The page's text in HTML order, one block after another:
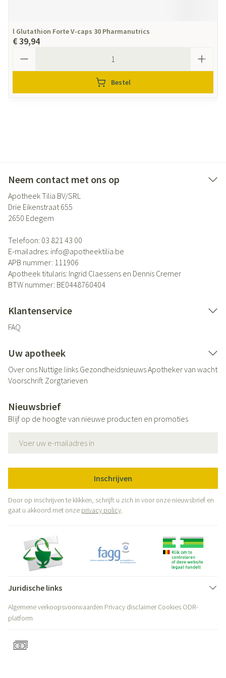
l Glutathion Forte V-caps 30 Pharmanutrics
€ 39,94
Bestel
Neem contact met ons op
Apotheek Tilia BV/SRL
Drie Eikenstraat 655
2650 Edegem
Telefoon: 03 821 43 00
E-mailadres: info@apotheektilia.be
APB nummer: 111906
Apotheek titularis: Ingrid Claessens en Dennis Cremer
BTW nummer: BE0448760404
Klantenservice
FAQ
Uw apotheek
Over ons Nuttige links GezondheidsnieuwsApotheker van wacht
Voorschrift Zorgtarieven
Nieuwsbrief
Blijf op de hoogte van nieuwe producten en promoties
Inschrijven
Door op inschrijven te klikken, schrijft u zich in voor onze nieuwsbrief en
gaat u akkoord met onze privacy policy.
Juridische links
Algemene verkoopsvoorwaarden Privacy disclaimer Cookies ODR-
platform